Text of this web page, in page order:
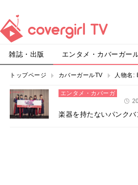
雑誌・出版 エンタメ・カバーガー
トップページ カバーガールTV 人物名:
エンタメ・カバーガ
楽器を持たないパンク